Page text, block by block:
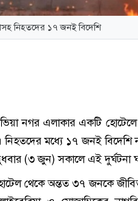
নিহতদের ১৭ জনই বিদেশি
নগর এলাকার একটি
মধ্যে ১৭ জনই বিদেশি
(৩ জুন) সকালে এই দুর্ঘটনা
হোটেল থেকে অন্তত ৩৭ জনকে